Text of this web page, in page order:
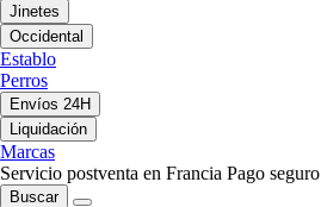
Jinetes
Occidental
Establo
Perros
Envíos 24H
Liquidación
Marcas
Servicio postventa en Francia Pago seguro
Buscar